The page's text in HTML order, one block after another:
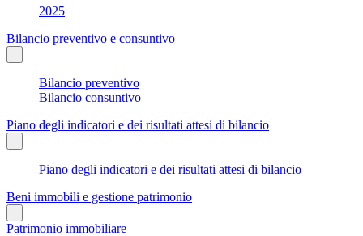
2025
Bilancio preventivo e consuntivo
Bilancio preventivo
Bilancio consuntivo
Piano degli indicatori e dei risultati attesi di bilancio
Piano degli indicatori e dei risultati attesi di bilancio
Beni immobili e gestione patrimonio
Patrimonio immobiliare